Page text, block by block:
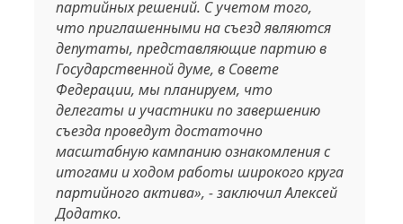
партийных решений. С учетом того,
что приглашенными на съезд являются
депутаты, представляющие партию в
Государственной думе, в Совете
Федерации, мы планируем, что
делегаты и участники по завершению
съезда проведут достаточно
масштабную кампанию ознакомления с
итогами и ходом работы широкого круга
партийного актива», - заключил Алексей
Додатко.